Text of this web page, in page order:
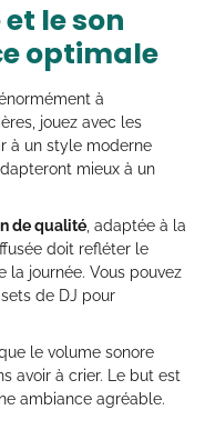
le son
optimale
à
jouez avec les
à un style moderne
mieux à un
de qualité, adaptée à la
doit refléter le
journée. Vous pouvez
de DJ pour
le volume sonore
avoir à crier. Le but est
ambiance agréable.